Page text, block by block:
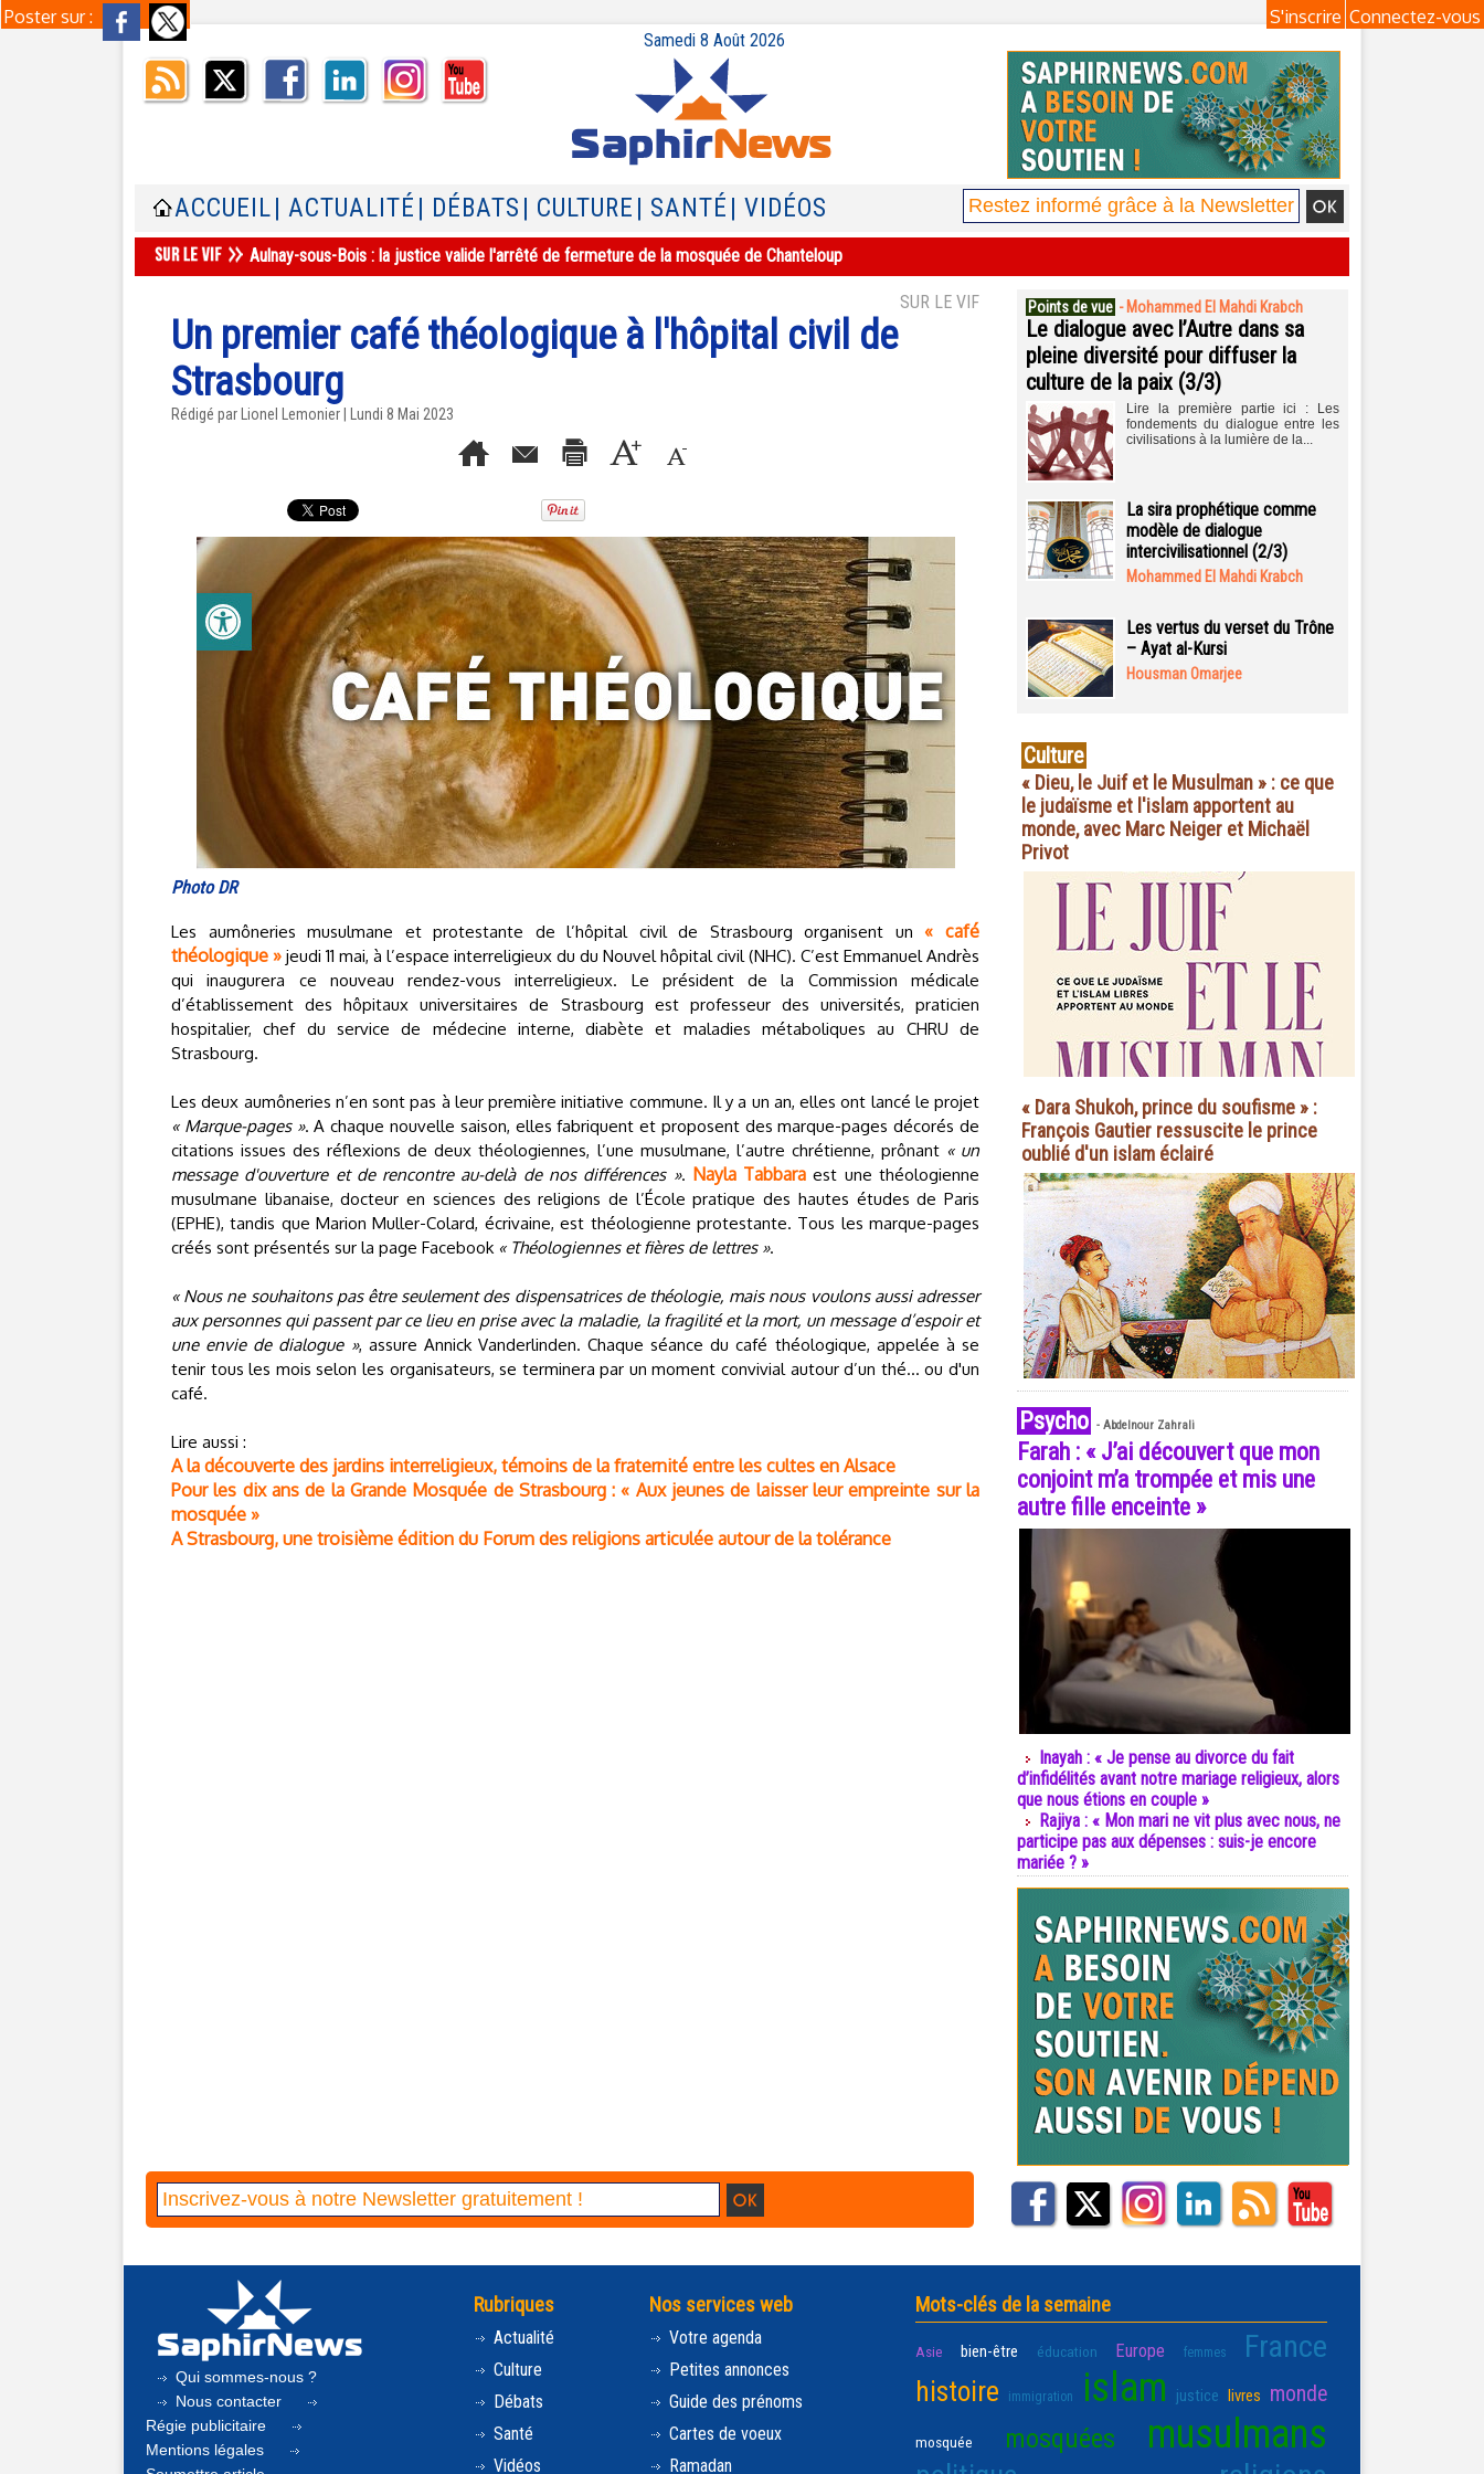
Poster sur : Connectez-vous
S'inscrire
Samedi 8 Août 2026
ACCUEIL | ACTUALITÉ | DÉBATS | CULTURE | SANTÉ | VIDÉOS
Aulnay-sous-Bois : la justice valide l'arrêté de fermeture de la mosquée de Chanteloup
SUR LE VIF
Un premier café théologique à l'hôpital civil de
Strasbourg
Rédigé par Lionel Lemonier | Lundi 8 Mai 2023
Photo DR
Les aumôneries musulmane et protestante de l’hôpital civil de Strasbourg organisent un« café
théologique » jeudi 11 mai, à l’espace interreligieux du du Nouvel hôpital civil (NHC). C’est Emmanuel Andrès
qui inaugurera ce nouveau rendez-vous interreligieux. Le président de la Commission médicale
d’établissement des hôpitaux universitaires de Strasbourg est professeur des universités, praticien
hospitalier, chef du service de médecine interne, diabète et maladies métaboliques au CHRU de
Strasbourg.
Les deux aumôneries n’en sont pas à leur première initiative commune. Il y a un an, elles ont lancé le projet
« Marque-pages ». A chaque nouvelle saison, elles fabriquent et proposent des marque-pages décorés de
citations issues des réflexions de deux théologiennes, l’une musulmane, l’autre chrétienne, prônant « un
message d'ouverture et de rencontre au-delà de nos différences ». Nayla Tabbara est une théologienne
musulmane libanaise, docteur en sciences des religions de l’École pratique des hautes études de Paris
(EPHE), tandis que Marion Muller-Colard, écrivaine, est théologienne protestante. Tous les marque-pages
créés sont présentés sur la page Facebook « Théologiennes et fières de lettres ».
« Nous ne souhaitons pas être seulement des dispensatrices de théologie, mais nous voulons aussi adresser
aux personnes qui passent par ce lieu en prise avec la maladie, la fragilité et la mort, un message d’espoir et
une envie de dialogue », assure Annick Vanderlinden. Chaque séance du café théologique, appelée à se
tenir tous les mois selon les organisateurs, se terminera par un moment convivial autour d’un thé… ou d'un
café.
Lire aussi :
A la découverte des jardins interreligieux, témoins de la fraternité entre les cultes en Alsace
Pour les dix ans de la Grande Mosquée de Strasbourg : « Aux jeunes de laisser leur empreinte sur la
mosquée »
A Strasbourg, une troisième édition du Forum des religions articulée autour de la tolérance
Points de vue - Mohammed El Mahdi Krabch
Le dialogue avec l’Autre dans sa
pleine diversité pour diffuser la
culture de la paix (3/3)
Lire la première partie ici : Les
fondements du dialogue entre les
civilisations à la lumière de la...
La sira prophétique comme
modèle de dialogue
intercivilisationnel (2/3)
Mohammed El Mahdi Krabch
Les vertus du verset du Trône
– Ayat al-Kursi
Housman Omarjee
Culture
« Dieu, le Juif et le Musulman » : ce que
le judaïsme et l'islam apportent au
monde, avec Marc Neiger et Michaël
Privot
« Dara Shukoh, prince du soufisme » :
François Gautier ressuscite le prince
oublié d'un islam éclairé
Psycho - Abdelnour Zahrali
Farah : « J’ai découvert que mon
conjoint m’a trompée et mis une
autre fille enceinte »
Inayah : « Je pense au divorce du fait
d’infidélités avant notre mariage religieux, alors
que nous étions en couple »
Rajiya : « Mon mari ne vit plus avec nous, ne
participe pas aux dépenses : suis-je encore
mariée ? »
Qui sommes-nous ?
Nous contacter
Régie publicitaire
Mentions légales
Rubriques
Actualité
Culture
Débats
Santé
Vidéos
Nos services web
Votre agenda
Petites annonces
Guide des prénoms
Cartes de voeux
Ramadan
Mots-clés de la semaine
Asie bien-être éducation Europe femmes France
histoire immigration islam justice livres monde
mosquée mosquées musulmans